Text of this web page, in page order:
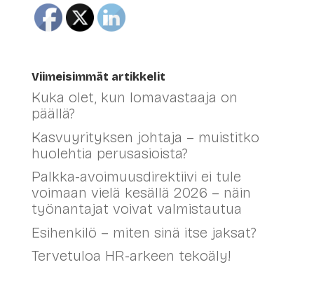
Viimeisimmät artikkelit
Kuka olet, kun lomavastaaja on
päällä?
Kasvuyrityksen johtaja – muistitko
huolehtia perusasioista?
Palkka-avoimuusdirektiivi ei tule
voimaan vielä kesällä 2026 – näin
työnantajat voivat valmistautua
Esihenkilö – miten sinä itse jaksat?
Tervetuloa HR-arkeen tekoäly!